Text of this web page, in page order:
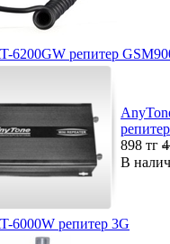
6200GW репитер
898 тг
В
6000W репитер 3G